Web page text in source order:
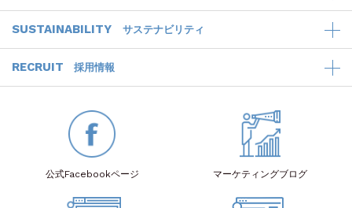
SUSTAINABILITY サステナビリティ
RECRUIT 採用情報
公式Facebookページ マーケティングブログ